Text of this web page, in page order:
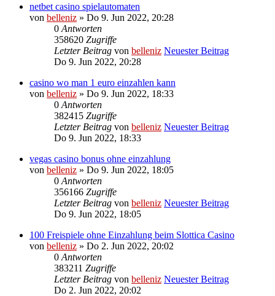
netbet casino spielautomaten
von belleniz » Do 9. Jun 2022, 20:28
0 Antworten
358620 Zugriffe
Letzter Beitrag von belleniz Neuester Beitrag
Do 9. Jun 2022, 20:28
casino wo man 1 euro einzahlen kann
von belleniz » Do 9. Jun 2022, 18:33
0 Antworten
382415 Zugriffe
Letzter Beitrag von belleniz Neuester Beitrag
Do 9. Jun 2022, 18:33
vegas casino bonus ohne einzahlung
von belleniz » Do 9. Jun 2022, 18:05
0 Antworten
356166 Zugriffe
Letzter Beitrag von belleniz Neuester Beitrag
Do 9. Jun 2022, 18:05
100 Freispiele ohne Einzahlung beim Slottica Casino
von belleniz » Do 2. Jun 2022, 20:02
0 Antworten
383211 Zugriffe
Letzter Beitrag von belleniz Neuester Beitrag
Do 2. Jun 2022, 20:02